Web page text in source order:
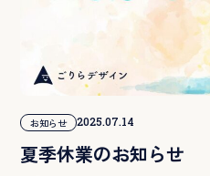
お知らせ 2025.07.14
夏季休業のお知らせ